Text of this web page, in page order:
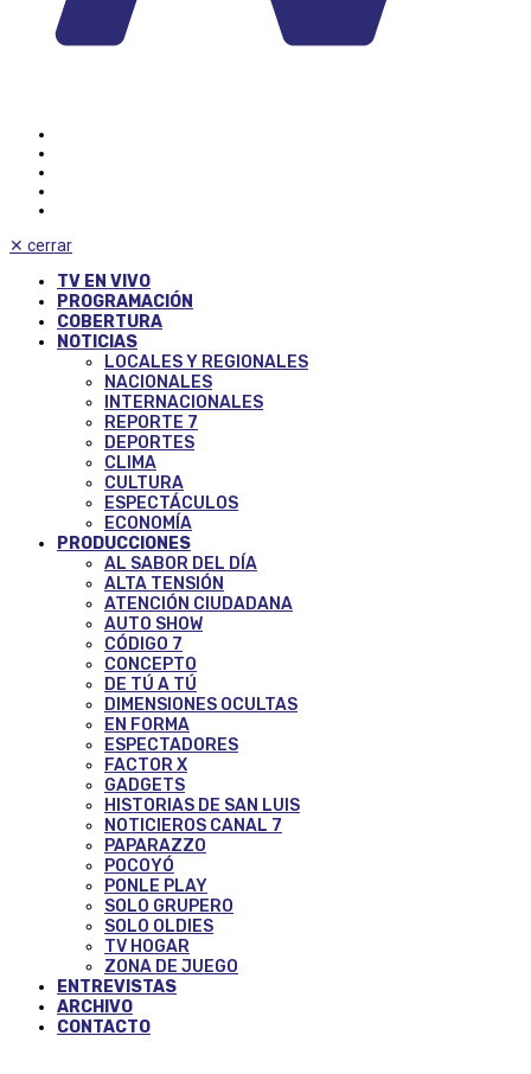
✕ cerrar
TV EN VIVO
PROGRAMACIÓN
COBERTURA
NOTICIAS
LOCALES Y REGIONALES
NACIONALES
INTERNACIONALES
REPORTE 7
DEPORTES
CLIMA
CULTURA
ESPECTÁCULOS
ECONOMÍA
PRODUCCIONES
AL SABOR DEL DÍA
ALTA TENSIÓN
ATENCIÓN CIUDADANA
AUTO SHOW
CÓDIGO 7
CONCEPTO
DE TÚ A TÚ
DIMENSIONES OCULTAS
EN FORMA
ESPECTADORES
FACTOR X
GADGETS
HISTORIAS DE SAN LUIS
NOTICIEROS CANAL 7
PAPARAZZO
POCOYÓ
PONLE PLAY
SOLO GRUPERO
SOLO OLDIES
TV HOGAR
ZONA DE JUEGO
ENTREVISTAS
ARCHIVO
CONTACTO